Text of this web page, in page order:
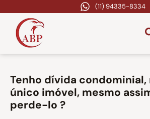
(11) 94335-8334
Tenho dívida condominial,
único imóvel, mesmo
perde-lo ?